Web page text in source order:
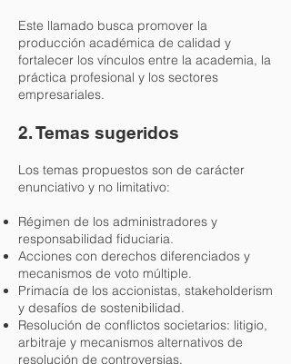
Este llamado busca promover la
producción académica de calidad y
fortalecer los vínculos entre la academia, la
práctica profesional y los sectores
empresariales.
2. Temas sugeridos
Los temas propuestos son de carácter
enunciativo y no limitativo:
Régimen de los administradores y
responsabilidad fiduciaria.
Acciones con derechos diferenciados y
mecanismos de voto múltiple.
Primacía de los accionistas, stakeholderism
y desafíos de sostenibilidad.
Resolución de conflictos societarios: litigio,
arbitraje y mecanismos alternativos de
resolución de controversias.